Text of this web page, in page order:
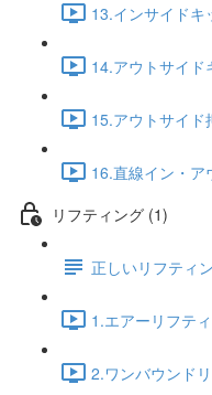
13.インサイド
14.アウトサイ
15.アウトサイ
16.直線イン・ア
リフティング (1)
正しいリフティ
1.エアーリフテ
2.ワンバウンド